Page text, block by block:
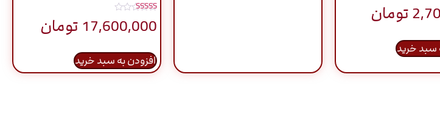
تومان
سبد خرید
نمره
5.00
از 5
17,600,000 تومان
افزودن به سبد خرید